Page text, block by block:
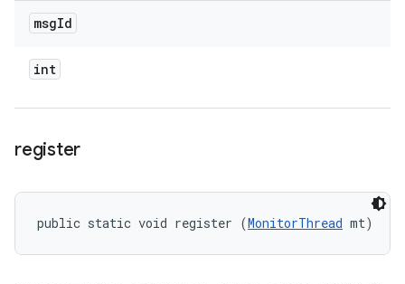
msgId
int
register
public static void register (MonitorThread mt)